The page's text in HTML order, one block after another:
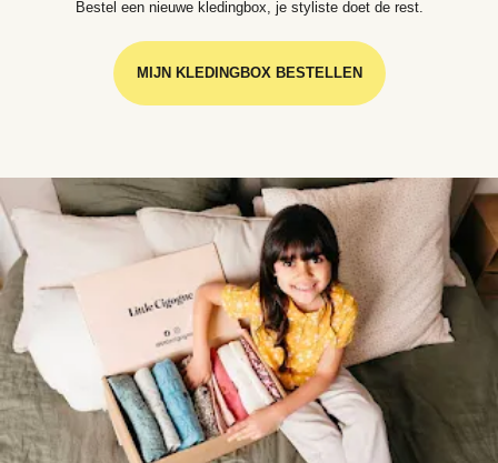
Bestel een nieuwe kledingbox, je styliste doet de rest.
MIJN KLEDINGBOX BESTELLEN